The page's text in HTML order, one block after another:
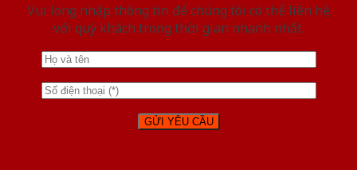
Vui lòng nhập thông tin để chúng tôi có thể liên hệ
với quý khách trong thời gian nhanh nhất.